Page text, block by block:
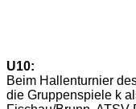
U10:
Beim Hallenturnier
die Gruppenspiele k